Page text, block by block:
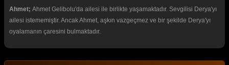
Ahmet; Ahmet Gelibolu'da ailesi ile birlikte yaşamaktadır. Sevgilisi Derya'yı
ailesi istememiştir. Ancak Ahmet, aşkın vazgeçmez ve bir şekilde Derya'yı
oyalamanın çaresini bulmaktadır.